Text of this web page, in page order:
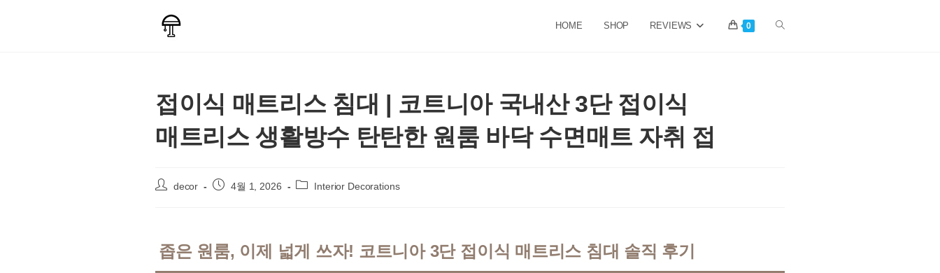
HOME SHOP REVIEWS 0 Toggle
접이식 매트리스 침대 | 코트니아 국내산 3단 접이식
매트리스 생활방수 탄탄한 원룸 바닥 수면매트 자취 접
Postdecor
Post 4월 1, 2026
Post Interior Decorations
좁은 원룸, 이제 넓게 쓰자! 코트니아 3단 접이식 매트리스 침대 솔직 후기